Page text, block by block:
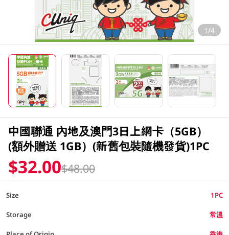
1/4
中國聯通 內地及澳門3日上網卡（5GB）
(額外贈送 1GB）(新舊包裝隨機發貨)1PC
$32.00$48.00
Size 1PC
Storage 常溫